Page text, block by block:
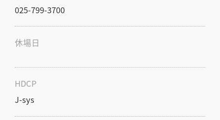
025-799-3700
休場日
HDCP
J-sys